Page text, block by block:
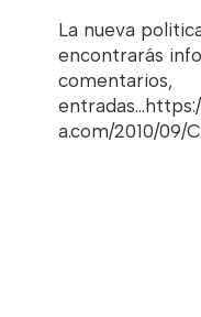
La nueva
encontrarás
comentarios,
a.com/2010/09/